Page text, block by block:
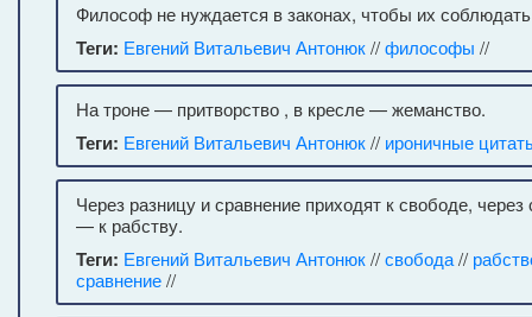
Философ не нуждается в законах, чтобы их
Теги: Евгений Витальевич Антонюк//философы //
На троне — притворство , в кресле — жеманство.
Теги: Евгений Витальевич Антонюк// ироничные
Через разницу и сравнение приходят к свободе, через
— к рабству.
Теги: Евгений Витальевич Антонюк//свобода//
сравнение//